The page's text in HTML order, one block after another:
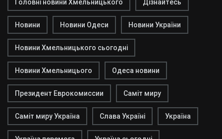
Головні новини Хмельницького Дізнайтесь
Новини Новини Одеси Новини України
Новини Хмельницького сьогодні
Новини Хмельницього Одеса новини
Президент Еврокомиссии Саміт миру
Саміт миру Україна Слава Україні Україна